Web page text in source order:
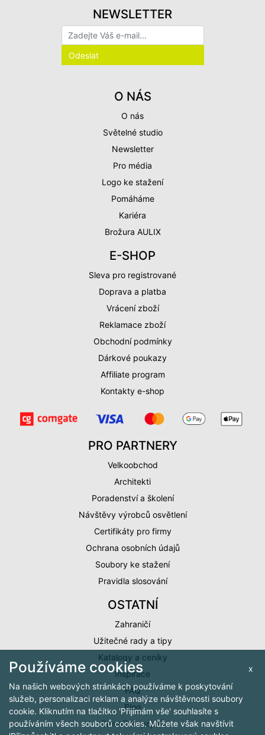
O NÁS
O nás
Světelné studio
Newsletter
Pro média
Logo ke stažení
Pomáháme
Kariéra
Brožura AULIX
E-SHOP
Sleva pro registrované
Doprava a platba
Vrácení zboží
Reklamace zboží
Obchodní podmínky
Dárkové poukazy
Affiliate program
Kontakty e-shop
PRO PARTNERY
Velkoobchod
Architekti
Poradenství a školení
Návštěvy výrobců osvětlení
Certifikáty pro firmy
Ochrana osobních údajů
Soubory ke stažení
Pravidla slosování
OSTATNÍ
Zahraničí
Užitečné rady a tipy
Katalogy a ceníky
Inspirace
FAQ
Blog
Slovníček pojmů
NEWSLETTER
x
Používáme cookies
Na našich webových stránkách používáme k poskytování
služeb, personalizaci reklam a analýze návštěvnosti soubory
cookie. Kliknutím na tlačítko 'Přijímám vše' souhlasíte s
používáním všech souborů cookies. Můžete však navštívit